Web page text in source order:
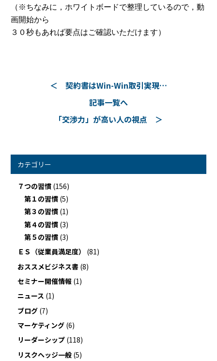
（※ちなみに，ホワイトボードで整理しているので，動
画開始から
３０秒もあれば要点はご確認いただけます）
契約書はWin-Win取引実現…
記事一覧へ
「交渉力」が高い人の視点
カテゴリー
７つの習慣 (156)
第１の習慣 (5)
第３の習慣 (1)
第４の習慣 (3)
第５の習慣 (3)
ＥＳ（従業員満足度）
(81)
おススメビジネス書 (8)
セミナー開催情報 (1)
ニュース (1)
ブログ (7)
マーケティング (6)
リーダーシップ (118)
リスクヘッジ一般 (5)